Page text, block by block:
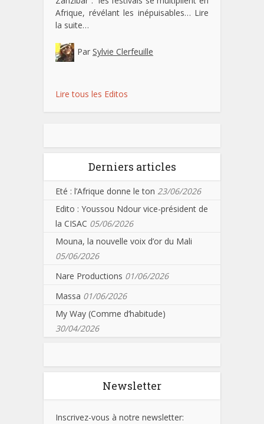
Afrique, révélant les inépuisables… Lire
la suite…
Par Sylvie Clerfeuille
Lire tous les Editos
Derniers articles
Eté : l’Afrique donne le ton 23/06/2026
Edito : Youssou Ndour vice-président de
la CISAC 05/06/2026
Mouna, la nouvelle voix d’or du Mali
05/06/2026
Nare Productions 01/06/2026
Massa 01/06/2026
My Way (Comme d’habitude)
30/04/2026
Newsletter
Inscrivez-vous à notre newsletter: